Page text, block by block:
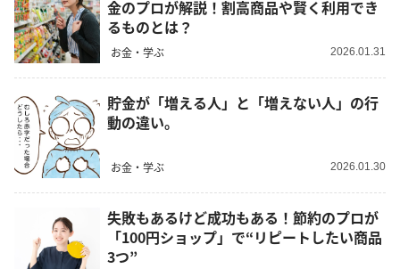
金のプロが解説！割高商品や賢く利用でき
るものとは？
お金・学ぶ 2026.01.31
貯金が「増える人」と「増えない人」の行
動の違い。
お金・学ぶ 2026.01.30
失敗もあるけど成功もある！節約のプロが
「100円ショップ」で“リピートしたい商品
3つ”